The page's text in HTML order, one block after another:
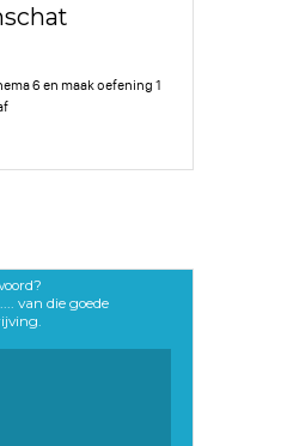
6 en maak oefening 1
van die goede